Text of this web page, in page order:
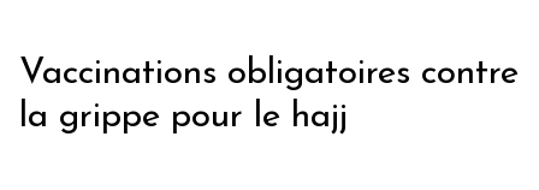
Vaccinations obligatoires contre
la grippe pour le hajj